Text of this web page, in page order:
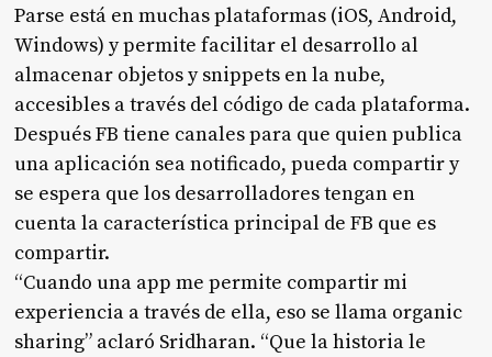
Parse está en muchas plataformas (iOS, Android,
Windows) y permite facilitar el desarrollo al
almacenar objetos y snippets en la nube,
accesibles a través del código de cada plataforma.
Después FB tiene canales para que quien publica
una aplicación sea notificado, pueda compartir y
se espera que los desarrolladores tengan en
cuenta la característica principal de FB que es
compartir.
“Cuando una app me permite compartir mi
experiencia a través de ella, eso se llama organic
sharing” aclaró Sridharan. “Que la historia le